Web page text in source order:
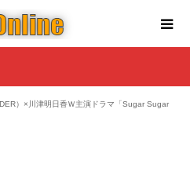
）×川津明日香Ｗ主演ドラマ「Sugar Sugar